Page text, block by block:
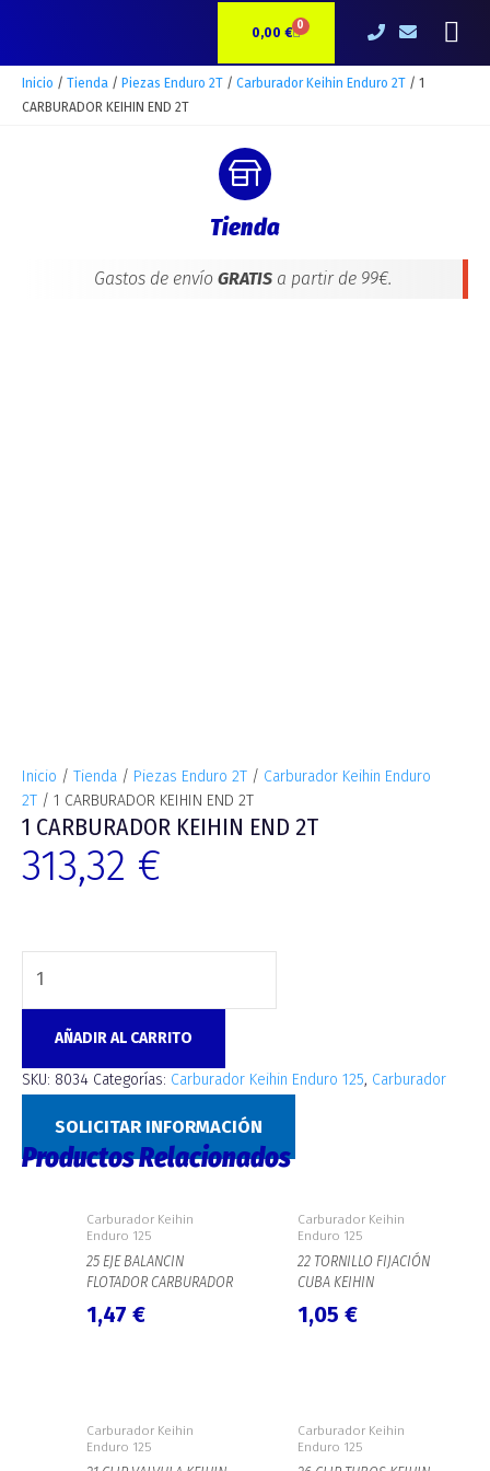
0,00 € 0CARRITO
Inicio / Tienda / Piezas Enduro 2T / Carburador Keihin Enduro 2T / 1
CARBURADOR KEIHIN END 2T
Tienda
Gastos de envío GRATISa partir de 99€.
Inicio / Tienda / Piezas Enduro 2T / Carburador Keihin Enduro
2T / 1 CARBURADOR KEIHIN END 2T
1 CARBURADOR KEIHIN END 2T
313,32 €
END
2T
AÑADIR AL CARRITO
SKU: 8034 Categorías: Carburador Keihin Enduro 125, Carburador
SOLICITAR INFORMACIÓN
Productos Relacionados
Carburador Keihin
Enduro 125
25 EJE BALANCIN
FLOTADOR CARBURADOR
1,47 €
Carburador Keihin
Enduro 125
22 TORNILLO FIJACIÓN
CUBA KEIHIN
1,05 €
Carburador Keihin
Enduro 125
Carburador Keihin
Enduro 125